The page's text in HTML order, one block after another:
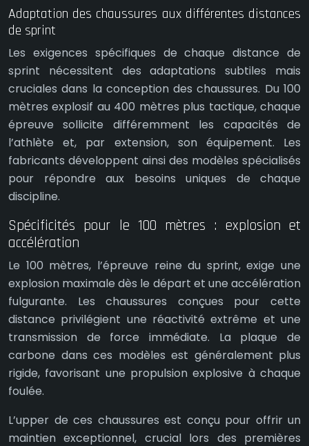
Adaptation des chaussures aux différentes distances
de sprint
Les exigences spécifiques de chaque distance de
sprint nécessitent des adaptations subtiles mais
cruciales dans la conception des chaussures. Du 100
mètres explosif au 400 mètres plus tactique, chaque
épreuve sollicite différemment les capacités de
l’athlète et, par extension, son équipement. Les
fabricants développent ainsi des modèles spécialisés
pour répondre aux besoins uniques de chaque
discipline.
Spécificités pour le 100 mètres : explosion et
accélération
Le 100 mètres, l’épreuve reine du sprint, exige une
explosion maximale dès le départ et une accélération
fulgurante. Les chaussures conçues pour cette
distance privilégient une réactivité extrême et une
transmission de force immédiate. La plaque de
carbone dans ces modèles est généralement plus
rigide, favorisant une propulsion explosive à chaque
foulée.
L’upper de ces chaussures est conçu pour offrir un
maintien exceptionnel, crucial lors des premières